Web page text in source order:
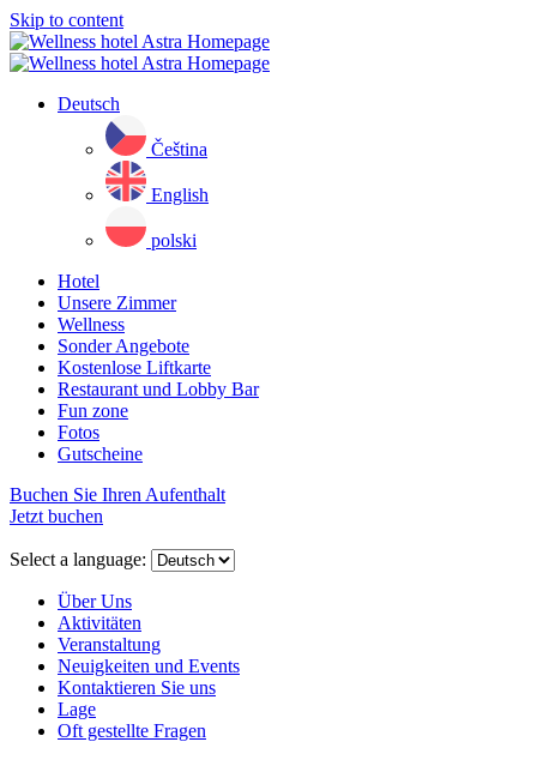
Skip to content
Deutsch
Čeština
English
polski
Hotel
Unsere Zimmer
Wellness
Sonder Angebote
Kostenlose Liftkarte
Restaurant und Lobby Bar
Fun zone
Fotos
Gutscheine
Buchen Sie Ihren Aufenthalt
Jetzt buchen
menu
Select a language:
Über Uns
Aktivitäten
Veranstaltung
Neuigkeiten und Events
Kontaktieren Sie uns
Lage
Oft gestellte Fragen